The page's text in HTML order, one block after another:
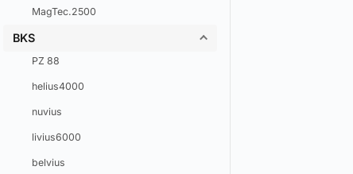
MagTec.2500
BKS
PZ 88
helius4000
nuvius
livius6000
belvius